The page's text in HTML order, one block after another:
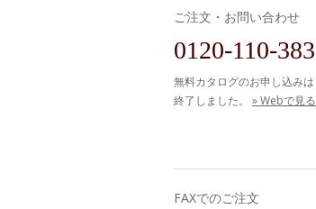
ご注文・お問い合わせ
0120-110-383
無料カタログのお申し込みは
終了しました。 » Webで見る
FAXでのご注文